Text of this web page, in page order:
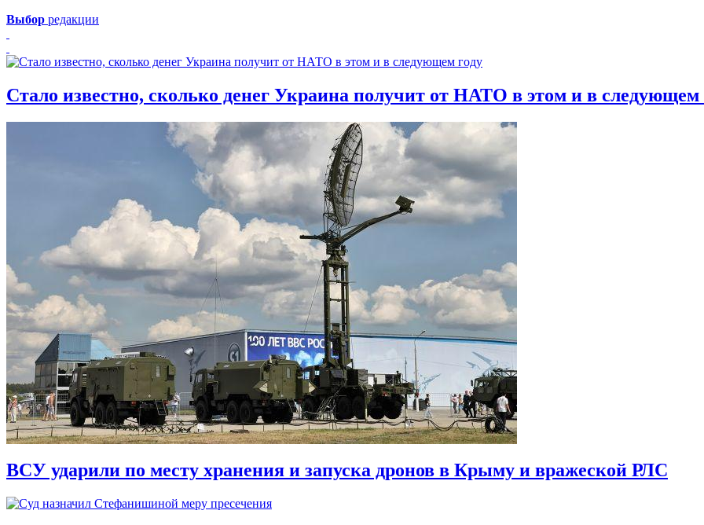
Выбор редакции
Стало известно, сколько денег Украина получит от НАТО в этом и в следующем
ВСУ ударили по месту хранения и запуска дронов в Крыму и вражеской РЛС